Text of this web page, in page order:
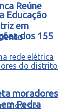
Reúne
dos 155
Educação
em
moradores
Pedra